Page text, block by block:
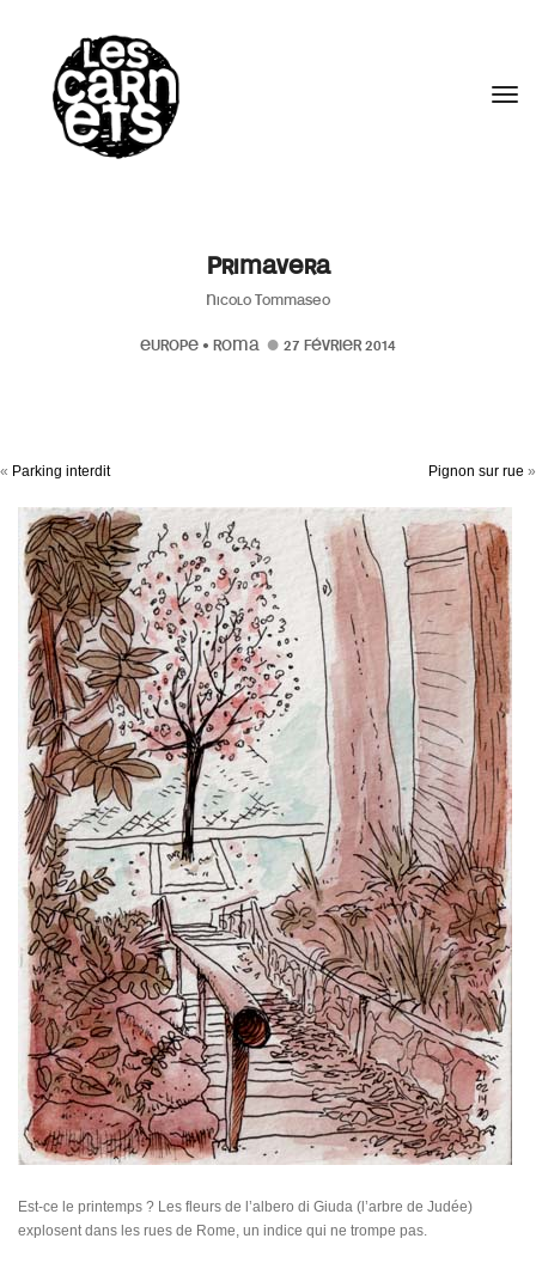
Primavera
Nicolo Tommaseo
EUROPE • ROMA 27 FÉVRIER 2014
« Parking interdit Pignon sur rue »
Est-ce le printemps ? Les fleurs de l’albero di Giuda (l’arbre de Judée)
explosent dans les rues de Rome, un indice qui ne trompe pas.